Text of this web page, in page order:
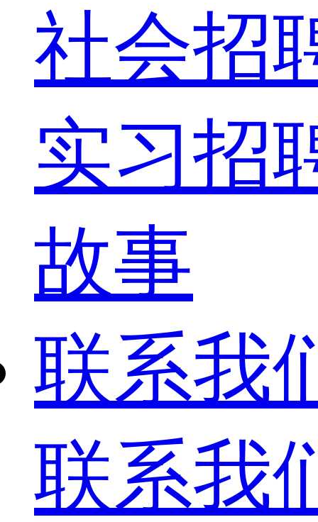
社会招
实习招
故事
联系我
联系我